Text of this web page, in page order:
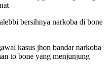
bersihnya narkoba di bone
kasus jhon bandar narkoba
to bone yang menjunjung